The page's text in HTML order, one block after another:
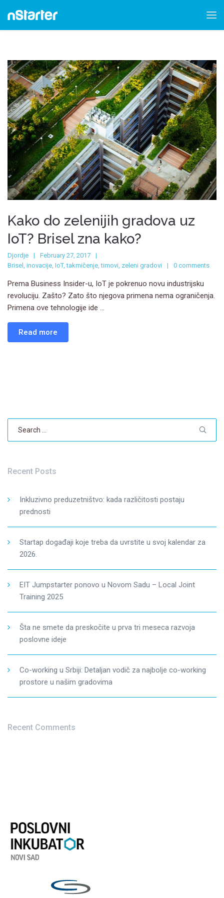
Kako do zelenijih gradova uz
IoT? Brisel zna kako?
Djordje
February 27, 2017
Brisel , inovacije, IoT,takmičenje,timovi, zeleni gradovi 0 comments
Prema Business Insider-u, IoT je pokrenuo novu industrijsku
revoluciju. Zašto? Zato što njegova primena nema ograničenja.
Primena ove tehnologije ide ...
Read more
Recent Posts
Inkluzivno preduzetništvo: kada različitosti postaju
prednosti
Startap događaji koje treba da uvrstite u svoj kalendar za
2026.
EIT Jumpstarter ponovo u Novom Sadu – Local Joint
Training 2025
Šta ne smete da preskočite u prva tri meseca razvoja
poslovne ideje
Co-working u Srbiji: Detaljan vodič za najbolje co-working
prostore u našim gradovima
Recent Comments